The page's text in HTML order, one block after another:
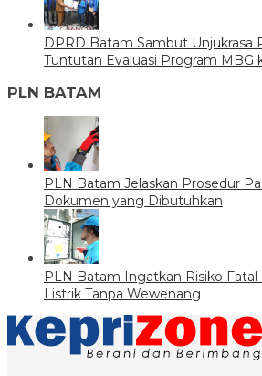
DPRD Batam Sambut Unjukrasa
Tuntutan Evaluasi Program MBG
PLN BATAM
PLN Batam Jelaskan Prosedur
Dokumen yang Dibutuhkan
PLN Batam Ingatkan Risiko
Listrik Tanpa Wewenang